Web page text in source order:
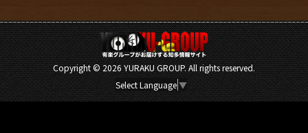
Copyright ©2026 YURAKU GROUP. All rights reserved.
Select Language ▼